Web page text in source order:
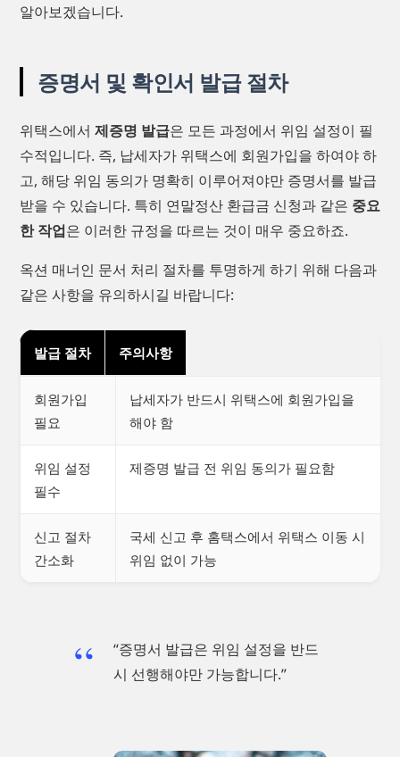
알아보겠습니다.
증명서 및 확인서 발급 절차
위택스에서 제증명 발급은 모든 과정에서 위임 설정이 필
수적입니다. 즉, 납세자가 위택스에 회원가입을 하여야 하
고, 해당 위임 동의가 명확히 이루어져야만 증명서를 발급
받을 수 있습니다. 특히 연말정산 환급금 신청과 같은 중요
한 작업은 이러한 규정을 따르는 것이 매우 중요하죠.
옥션 매너인 문서 처리 절차를 투명하게 하기 위해 다음과
같은 사항을 유의하시길 바랍니다:
발급 절차 주의사항
회원가입
필요
납세자가 반드시 위택스에 회원가입을
해야 함
위임 설정
필수
제증명 발급 전 위임 동의가 필요함
신고 절차
간소화
국세 신고 후 홈택스에서 위택스 이동 시
위임 없이 가능
“증명서 발급은 위임 설정을 반드
시 선행해야만 가능합니다.”